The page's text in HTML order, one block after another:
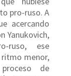
pro-ruso. A
acercando
Yanukovich,
ruso, ese
menor,
de